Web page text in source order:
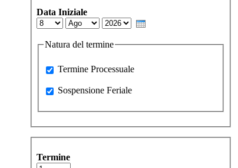
Data Iniziale
Day
Month Year
Natura del termine
Processuale
Termine Processuale
Sospensione Feriale
Sospensione Feriale
Termine